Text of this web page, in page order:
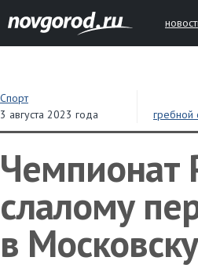
Спорт
3 августа 2023 года
гребной
перенос
Чемпионат
слалому
в